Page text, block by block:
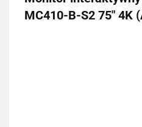
MC410-B-S2 75" 4K